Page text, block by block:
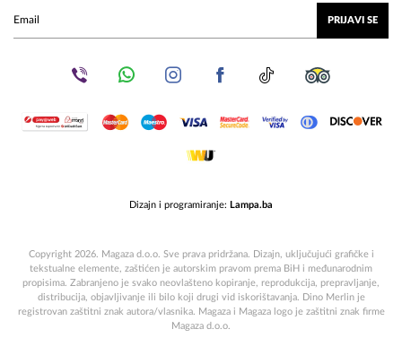
PRIJAVI SE
Dizajn i programiranje: Lampa.ba
Copyright 2026. Magaza d.o.o. Sve prava pridržana. Dizajn, uključujući grafičke i
tekstualne elemente, zaštićen je autorskim pravom prema BiH i međunarodnim
propisima. Zabranjeno je svako neovlašteno kopiranje, reprodukcija, prepravljanje,
distribucija, objavljivanje ili bilo koji drugi vid iskorištavanja. Dino Merlin je
registrovan zaštitni znak autora/vlasnika. Magaza i Magaza logo je zaštitni znak firme
Magaza d.o.o.